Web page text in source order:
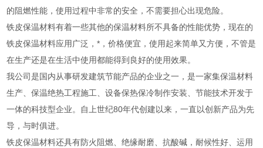
的阻燃性能，使用过程中非常的安全，不需要担心出现危险。
铁皮保温材料有着一些其他的保温材料所不具备的性能优势，现在的
铁皮保温材料应用广泛，*，价格便宜，使用起来简单又方便，不管是
在生产还是在生活中使用都能得到良好的使用效果。
我公司是国内从事研发建筑节能产品的企业之一，是一家集保温材料
生产、保温绝热工程施工、设备保热保冷制作安装、节能技术开发于
一体的科技型企业。自上世纪80年代创建以来，一直以创新产品为先
导，与时俱进。
铁皮保温材料还具有防火阻燃、绝缘耐磨、抗酸碱，耐候性好、运用